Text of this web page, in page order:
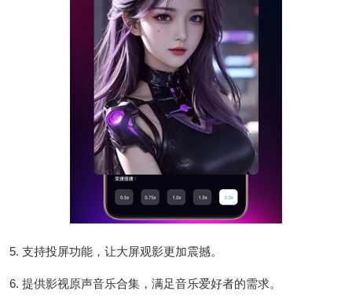
5. 支持投屏功能，让大屏观影更加震撼。
6. 提供影视原声音乐合集，满足音乐爱好者的需求。